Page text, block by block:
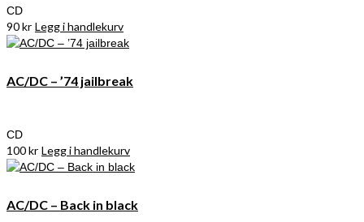
CD
90kr Legg i handlekurv
AC/DC – ’74 jailbreak
CD
100kr Legg i handlekurv
AC/DC – Back in black